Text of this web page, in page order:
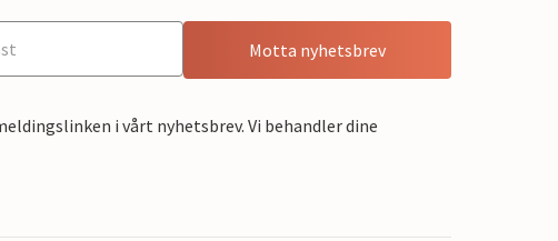
Motta nyhetsbrev
i vårt nyhetsbrev. Vi behandler dine